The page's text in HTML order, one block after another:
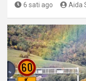
6 sati ago Aida